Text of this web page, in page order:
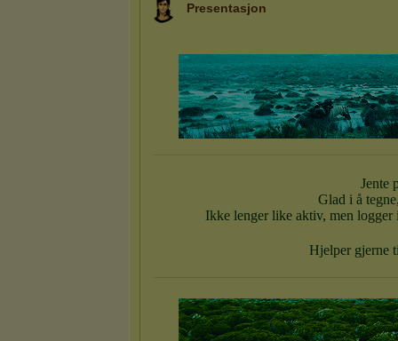
Presentasjon